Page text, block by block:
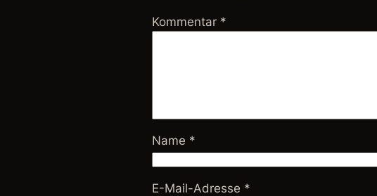
Kommentar *
Name *
E-Mail-Adresse *